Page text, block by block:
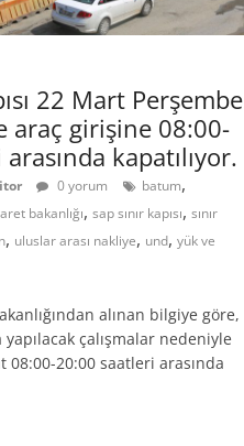
22 Mart Perşembe
araç girişine 08:00-
kapatılıyor.
0 yorum batum,
bakanlığı, sap sınır kapısı, sınır
, uluslar arası nakliye, und, yük ve
alınan bilgiye göre,
yapılacak çalışmalar nedeniyle
08:00-20:00 saatleri arasında